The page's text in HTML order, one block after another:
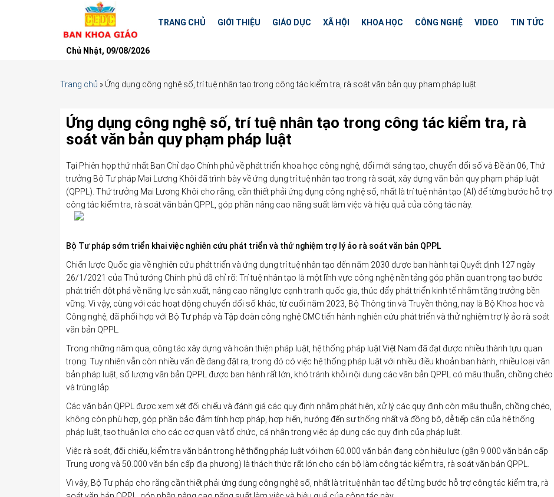
TRANG CHỦ GIỚI THIỆU GIÁO DỤC XÃ HỘI KHOA HỌC CÔNG NGHỆ VIDEO TIN TỨC
Chủ Nhật, 09/08/2026
Trang chủ » Ứng dụng công nghệ số, trí tuệ nhân tạo trong công tác kiểm tra, rà soát văn bản quy phạm pháp luật
Ứng dụng công nghệ số, trí tuệ nhân tạo trong công tác kiểm tra, rà
soát văn bản quy phạm pháp luật
Tại Phiên họp thứ nhất Ban Chỉ đạo Chính phủ về phát triển khoa học công nghệ, đổi mới sáng tạo, chuyển đổi số và Đề án 06, Thứ
trưởng Bộ Tư pháp Mai Lương Khôi đã trình bày về ứng dụng trí tuệ nhân tạo trong rà soát, xây dựng văn bản quy phạm pháp luật
(QPPL). Thứ trưởng Mai Lương Khôi cho rằng, cần thiết phải ứng dụng công nghệ số, nhất là trí tuệ nhân tạo (AI) để từng bước hỗ trợ
công tác kiểm tra, rà soát văn bản QPPL, góp phần nâng cao năng suất làm việc và hiệu quả của công tác này.
Bộ Tư pháp sớm triển khai việc nghiên cứu phát triển và thử nghiệm trợ lý ảo rà soát văn bản QPPL
Chiến lược Quốc gia về nghiên cứu phát triển và ứng dụng trí tuệ nhân tạo đến năm 2030 được ban hành tại Quyết định 127 ngày
26/1/2021 của Thủ tướng Chính phủ đã chỉ rõ: Trí tuệ nhân tạo là một lĩnh vực công nghệ nền tảng góp phần quan trọng tạo bước
phát triển đột phá về năng lực sản xuất, nâng cao năng lực cạnh tranh quốc gia, thúc đẩy phát triển kinh tế nhằm tăng trưởng bền
vững. Vì vậy, cùng với các hoạt động chuyển đổi số khác, từ cuối năm 2023, Bộ Thông tin và Truyền thông, nay là Bộ Khoa học và
Công nghệ, đã phối hợp với Bộ Tư pháp và Tập đoàn công nghệ CMC tiến hành nghiên cứu phát triển và thử nghiệm trợ lý ảo rà soát
văn bản QPPL.
Trong những năm qua, công tác xây dựng và hoàn thiện pháp luật, hệ thống pháp luật Việt Nam đã đạt được nhiều thành tựu quan
trọng. Tuy nhiên vẫn còn nhiều vấn đề đang đặt ra, trong đó có việc hệ thống pháp luật với nhiều điều khoản ban hành, nhiều loại văn
bản pháp luật, số lượng văn bản QPPL được ban hành rất lớn, khó tránh khỏi nội dung các văn bản QPPL có mâu thuẫn, chồng chéo
và trùng lắp.
Các văn bản QPPL được xem xét đối chiếu và đánh giá các quy định nhằm phát hiện, xử lý các quy định còn mâu thuẫn, chồng chéo,
không còn phù hợp, góp phần bảo đảm tính hợp pháp, hợp hiến, hướng đến sự thống nhất và đồng bộ, dễ tiếp cận của hệ thống
pháp luật, tạo thuận lợi cho các cơ quan và tổ chức, cá nhân trong việc áp dụng các quy định của pháp luật.
Việc rà soát, đối chiếu, kiểm tra văn bản trong hệ thống pháp luật với hơn 60.000 văn bản đang còn hiệu lực (gần 9.000 văn bản cấp
Trung ương và 50.000 văn bản cấp địa phương) là thách thức rất lớn cho cán bộ làm công tác kiểm tra, rà soát văn bản QPPL.
Vì vậy, Bộ Tư pháp cho rằng cần thiết phải ứng dụng công nghệ số, nhất là trí tuệ nhân tạo để từng bước hỗ trợ công tác kiểm tra, rà